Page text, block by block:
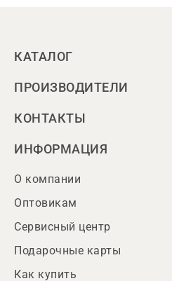
КАТАЛОГ
ПРОИЗВОДИТЕЛИ
КОНТАКТЫ
ИНФОРМАЦИЯ
О компании
Оптовикам
Сервисный центр
Подарочные карты
Как купить